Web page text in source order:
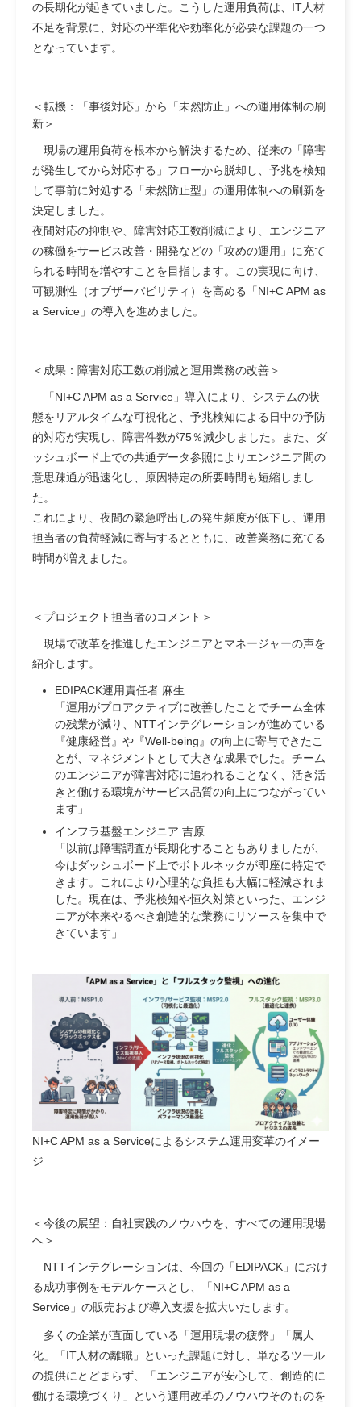
の長期化が起きていました。こうした運用負荷は、IT人材
不足を背景に、対応の平準化や効率化が必要な課題の一つ
となっています。
＜転機：「事後対応」から「未然防止」への運用体制の刷
新＞
現場の運用負荷を根本から解決するため、従来の「障害
が発生してから対応する」フローから脱却し、予兆を検知
して事前に対処する「未然防止型」の運用体制への刷新を
決定しました。
夜間対応の抑制や、障害対応工数削減により、エンジニア
の稼働をサービス改善・開発などの「攻めの運用」に充て
られる時間を増やすことを目指します。この実現に向け、
可観測性（オブザーバビリティ）を高める「NI+C APM as
a Service」の導入を進めました。
＜成果：障害対応工数の削減と運用業務の改善＞
「NI+C APM as a Service」導入により、システムの状
態をリアルタイムな可視化と、予兆検知による日中の予防
的対応が実現し、障害件数が75％減少しました。また、ダ
ッシュボード上での共通データ参照によりエンジニア間の
意思疎通が迅速化し、原因特定の所要時間も短縮しまし
た。
これにより、夜間の緊急呼出しの発生頻度が低下し、運用
担当者の負荷軽減に寄与するとともに、改善業務に充てる
時間が増えました。
＜プロジェクト担当者のコメント＞
現場で改革を推進したエンジニアとマネージャーの声を
紹介します。
EDIPACK運用責任者 麻生
「運用がプロアクティブに改善したことでチーム全体
の残業が減り、NTTインテグレーションが進めている
『健康経営』や『Well-being』の向上に寄与できたこ
とが、マネジメントとして大きな成果でした。チーム
のエンジニアが障害対応に追われることなく、活き活
きと働ける環境がサービス品質の向上につながってい
ます」
インフラ基盤エンジニア 吉原
「以前は障害調査が長期化することもありましたが、
今はダッシュボード上でボトルネックが即座に特定で
きます。これにより心理的な負担も大幅に軽減されま
した。現在は、予兆検知や恒久対策といった、エンジ
ニアが本来やるべき創造的な業務にリソースを集中で
きています」
NI+C APM as a Serviceによるシステム運用変革のイメー
ジ
＜今後の展望：自社実践のノウハウを、すべての運用現場
へ＞
NTTインテグレーションは、今回の「EDIPACK」におけ
る成功事例をモデルケースとし、「NI+C APM as a
Service」の販売および導入支援を拡大いたします。
多くの企業が直面している「運用現場の疲弊」「属人
化」「IT人材の離職」といった課題に対し、単なるツール
の提供にとどまらず、「エンジニアが安心して、創造的に
働ける環境づくり」という運用改革のノウハウそのものを